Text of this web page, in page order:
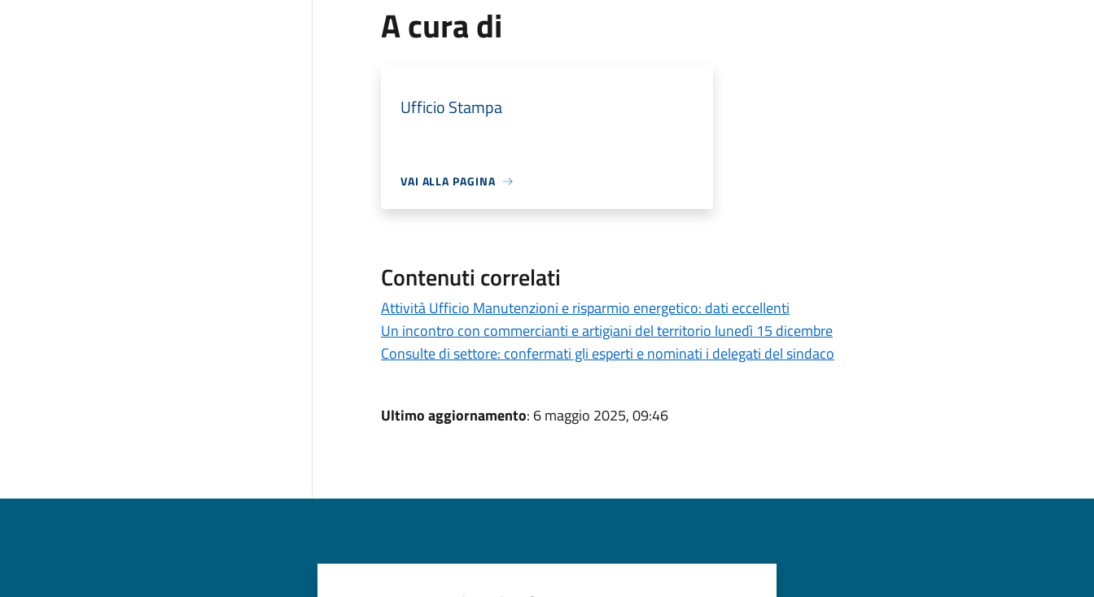
A cura di
Ufficio Stampa
VAI ALLA PAGINA
Contenuti correlati
Attività Ufficio Manutenzioni e risparmio energetico: dati eccellenti
Un incontro con commercianti e artigiani del territorio lunedì 15 dicembre
Consulte di settore: confermati gli esperti e nominati i delegati del sindaco
Ultimo aggiornamento: 6 maggio 2025, 09:46